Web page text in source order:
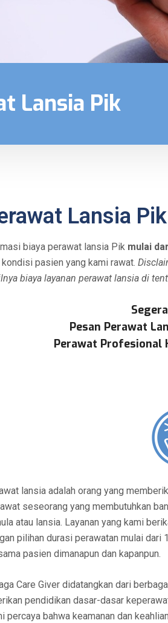
Lansia Pik
Lansia Pik
biaya perawat lansia Pik mulai
pasien yang kami rawat.
biaya layanan perawat lansia di
Pesan Perawat
Perawat Profesional
lansia adalah orang yang
seseorang yang membutuhkan
atau lansia. Layanan yang kami
pilihan durasi perawatan mulai dari
pasien dimanapun dan kapanpun.
Care Giver didatangkan dari
pendidikan dasar-dasar
percaya bahwa keamanan dan